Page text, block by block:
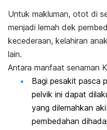
Untuk makluman, otot di
menjadi lemah dek
kecederaan, kelahiran
lain.
Antara manfaat senaman
Bagi pesakit pasca
pelvik ini dapat
yang dilemahkan
pembedahan